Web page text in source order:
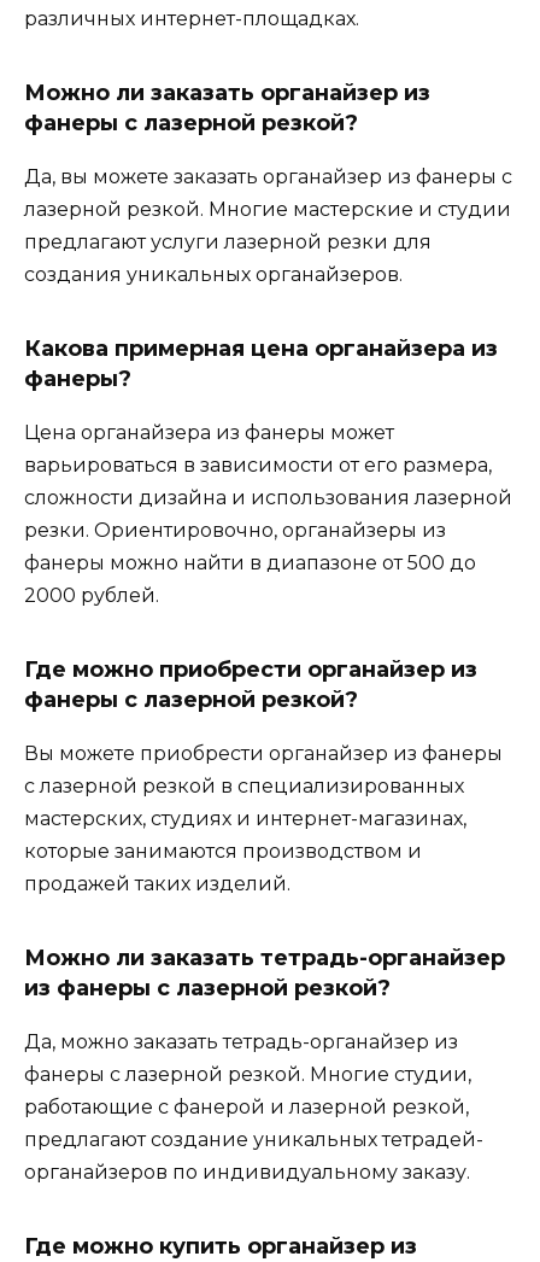
различных интернет-площадках.
Можно ли заказать органайзер из
фанеры с лазерной резкой?
Да, вы можете заказать органайзер из фанеры с
лазерной резкой. Многие мастерские и студии
предлагают услуги лазерной резки для
создания уникальных органайзеров.
Какова примерная цена органайзера из
фанеры?
Цена органайзера из фанеры может
варьироваться в зависимости от его размера,
сложности дизайна и использования лазерной
резки. Ориентировочно, органайзеры из
фанеры можно найти в диапазоне от 500 до
2000 рублей.
Где можно приобрести органайзер из
фанеры с лазерной резкой?
Вы можете приобрести органайзер из фанеры
с лазерной резкой в специализированных
мастерских, студиях и интернет-магазинах,
которые занимаются производством и
продажей таких изделий.
Можно ли заказать тетрадь-органайзер
из фанеры с лазерной резкой?
Да, можно заказать тетрадь-органайзер из
фанеры с лазерной резкой. Многие студии,
работающие с фанерой и лазерной резкой,
предлагают создание уникальных тетрадей-
органайзеров по индивидуальному заказу.
Где можно купить органайзер из